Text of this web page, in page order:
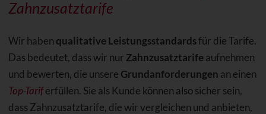
Zahnzusatztarife
Wir haben qualitative Leistungsstandardsfür die Tarife.
Das bedeutet, dass wir nur Zahnzusatztarife aufnehmen
und bewerten, die unsere Grundanforderungen an einen
Top-Tariferfüllen. Sie als Kunde können also sicher sein,
dass Zahnzusatztarife, die wir vergleichen und anbieten,